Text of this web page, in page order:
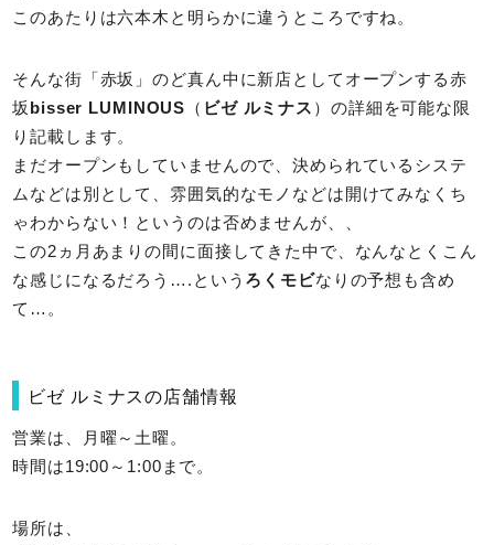
このあたりは六本木と明らかに違うところですね。
そんな街「赤坂」のど真ん中に新店としてオープンする赤
坂 bisser LUMINOUS （ ビゼ ルミナス ）の詳細を可能な限
り記載します。
まだオープンもしていませんので、決められているシステ
ムなどは別として、雰囲気的なモノなどは開けてみなくち
ゃわからない！というのは否めませんが、、
この2ヵ月あまりの間に面接してきた中で、なんなとくこん
な感じになるだろう….という ろくモビなりの予想も含め
て…。
ビゼ ルミナスの店舗情報
営業は、月曜～土曜。
時間は19:00～1:00まで。
場所は、